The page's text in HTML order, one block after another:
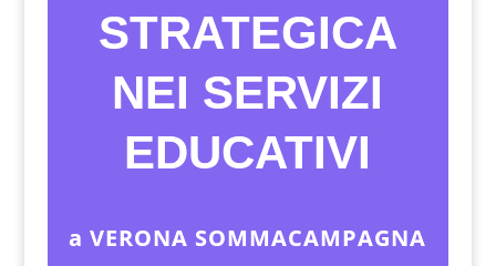
STRATEGICA
NEI SERVIZI
EDUCATIVI
a VERONA SOMMACAMPAGNA